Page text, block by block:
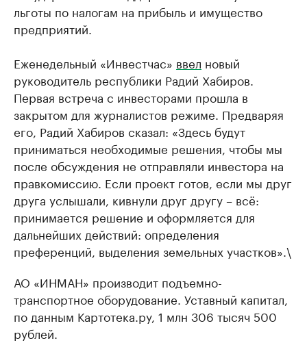
льготы по налогам на прибыль и имущество
предприятий.
Еженедельный «Инвестчас» ввел новый
руководитель республики Радий Хабиров.
Первая встреча с инвесторами прошла в
закрытом для журналистов режиме. Предваряя
его, Радий Хабиров сказал: «Здесь будут
приниматься необходимые решения, чтобы мы
после обсуждения не отправляли инвестора на
правкомиссию. Если проект готов, если мы друг
друга услышали, кивнули друг другу – всё:
принимается решение и оформляется для
дальнейших действий: определения
преференций, выделения земельных участков».\
АО «ИНМАН» производит подъемно-
транспортное оборудование. Уставный капитал,
по данным Картотека.ру, 1 млн 306 тысяч 500
рублей.